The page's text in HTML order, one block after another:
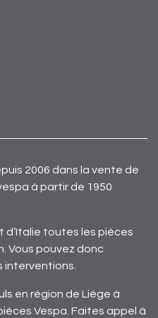
2006 dans la vente de
à partir de 1950
toutes les pièces
Vous pouvez donc
interventions.
en région de Liège à
Vespa. Faites appel à